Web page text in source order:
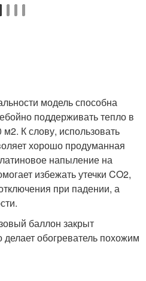
модель способна
поддерживать тепло в
К слову, использовать
хорошо продуманная
напыление на
избежать утечки CO2,
при падении, а
баллон закрыт
обогреватель похожим